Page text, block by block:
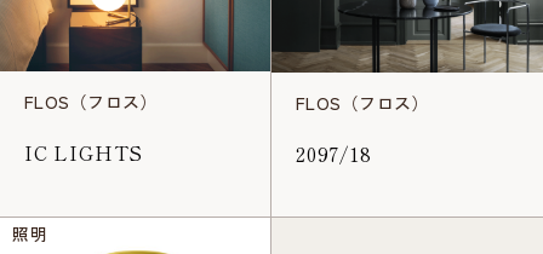
FLOS（フロス）
IC LIGHTS
FLOS（フロス）
2097/18
照明